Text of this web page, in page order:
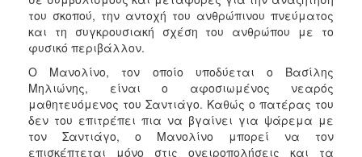
του σκοπού, την αντοχή του ανθρώπινου πνεύματος
και τη συγκρουσιακή σχέση του ανθρώπου με το
φυσικό περιβάλλον.
Ο Μανολίνο, τον οποίο υποδύεται ο Βασίλης
Μηλιώνης, είναι ο αφοσιωμένος νεαρός
μαθητευόμενος του Σαντιάγο. Καθώς ο πατέρας του
δεν του επιτρέπει πια να βγαίνει για ψάρεμα με
τον Σαντιάγο, ο Μανολίνο μπορεί να τον
επισκέπτεται μόνο στις ονειροπολήσεις και τα